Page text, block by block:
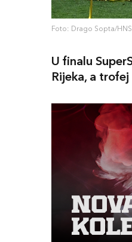
Foto: Drago Sopta/HNS
U finalu
Rijeka, a